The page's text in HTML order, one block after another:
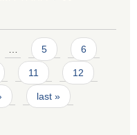
5 6
11 12
last »